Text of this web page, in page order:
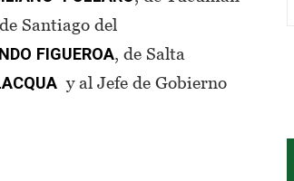
Santiago del
FIGUEROA, de Salta
y al Jefe de Gobierno